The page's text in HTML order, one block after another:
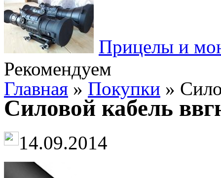
Прицелы и
Рекомендуем
Главная » Покупки »
Силовой кабель
14.09.2014